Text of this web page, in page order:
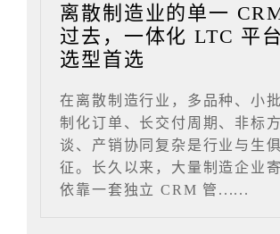
离散制造业的单一
过去，一体化 LTC 平
选型首选
在离散制造行业，多品种、小
制化订单、长交付周期、非标
谈、产销协同复杂是行业与生
征。长久以来，大量制造企业
依靠一套独立 CRM 管......